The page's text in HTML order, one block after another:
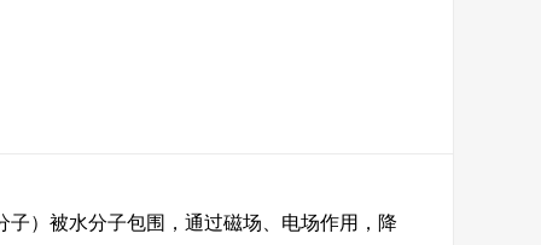
）被水分子包围，通过磁场、电场作用，降